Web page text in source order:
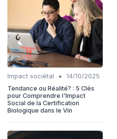
Impact sociétal •
14/10/2025
Tendance ou Réalité? : 5 Clés
pour Comprendre l'Impact
Social de la Certification
Biologique dans le Vin